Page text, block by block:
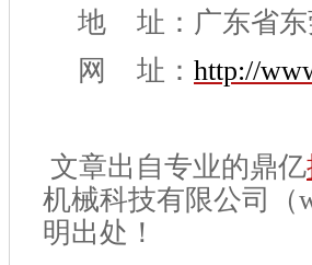
地 址：广东省东
网 址： http://
文章出自专业的鼎亿
机械科技有限公司（
明出处！